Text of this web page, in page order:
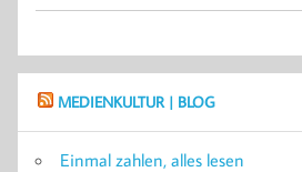
MEDIENKULTUR | BLOG
Einmal zahlen, alles lesen